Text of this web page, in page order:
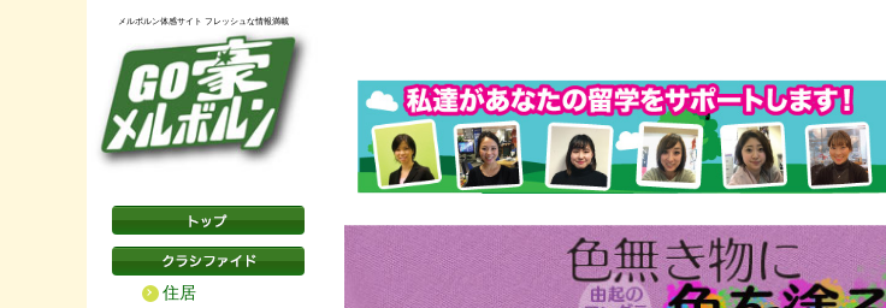
メルボルン体感サイト フレッシュな情報満載
住居